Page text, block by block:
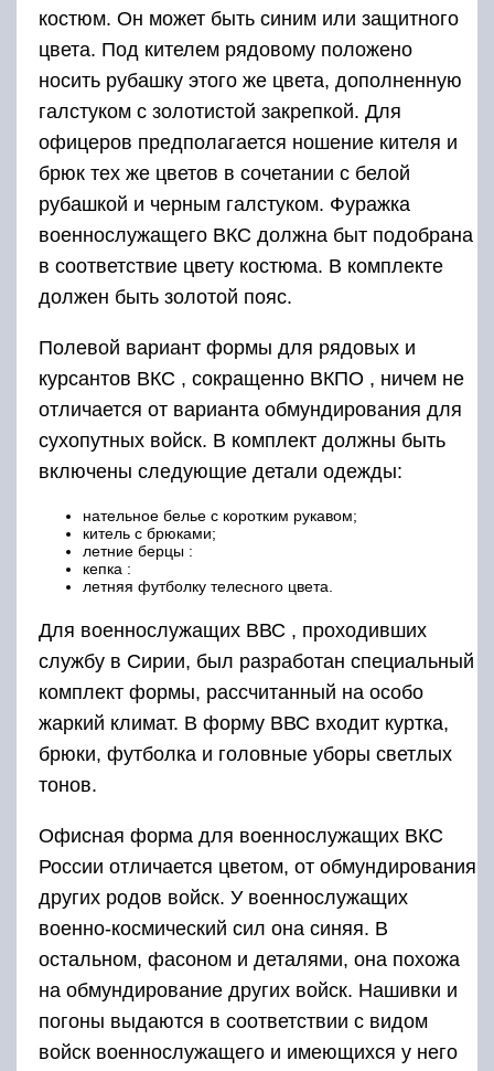
костюм. Он может быть синим или защитного
цвета. Под кителем рядовому положено
носить рубашку этого же цвета, дополненную
галстуком с золотистой закрепкой. Для
офицеров предполагается ношение кителя и
брюк тех же цветов в сочетании с белой
рубашкой и черным галстуком. Фуражка
военнослужащего ВКС должна быт подобрана
в соответствие цвету костюма. В комплекте
должен быть золотой пояс.
Полевой вариант формы для рядовых и
курсантов ВКС , сокращенно ВКПО , ничем не
отличается от варианта обмундирования для
сухопутных войск. В комплект должны быть
включены следующие детали одежды:
нательное белье с коротким рукавом;
китель с брюками;
летние берцы :
кепка :
летняя футболку телесного цвета.
Для военнослужащих ВВС , проходивших
службу в Сирии, был разработан специальный
комплект формы, рассчитанный на особо
жаркий климат. В форму ВВС входит куртка,
брюки, футболка и головные уборы светлых
тонов.
Офисная форма для военнослужащих ВКС
России отличается цветом, от обмундирования
других родов войск. У военнослужащих
военно-космический сил она синяя. В
остальном, фасоном и деталями, она похожа
на обмундирование других войск. Нашивки и
погоны выдаются в соответствии с видом
войск военнослужащего и имеющихся у него